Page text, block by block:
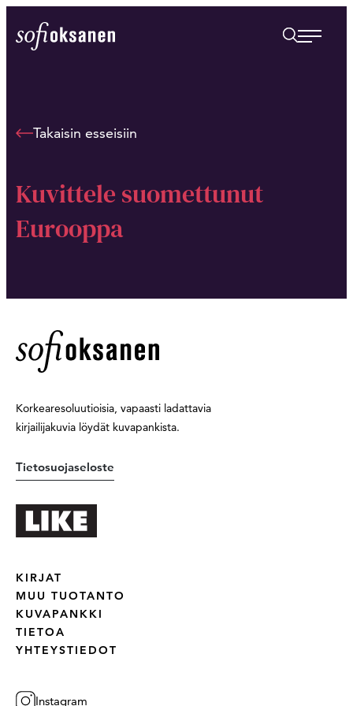
suoraan
sisältöön
Sofi Oksanen
Takaisin esseisiin
Kuvittele suomettunut
Eurooppa
Korkearesoluutioisia, vapaasti ladattavia
kirjailijakuvia löydät kuvapankista.
Tietosuojaseloste
Instagram
KIRJAT
MUU TUOTANTO
KUVAPANKKI
TIETOA
YHTEYSTIEDOT